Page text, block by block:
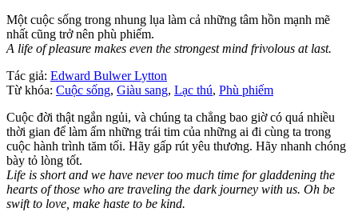
Một cuộc sống trong nhung lụa làm cả những tâm hồn mạnh mẽ
nhất cũng trở nên phù phiếm.
A life of pleasure makes even the strongest mind frivolous at last.
Tác giả: Edward Bulwer Lytton
Từ khóa: Cuộc sống, Giàu sang, Lạc thú, Phù phiếm
Cuộc đời thật ngắn ngủi, và chúng ta chẳng bao giờ có quá nhiều
thời gian để làm ấm những trái tim của những ai đi cùng ta trong
cuộc hành trình tăm tối. Hãy gấp rút yêu thương. Hãy nhanh chóng
bày tỏ lòng tốt.
Life is short and we have never too much time for gladdening the
hearts of those who are traveling the dark journey with us. Oh be
swift to love, make haste to be kind.